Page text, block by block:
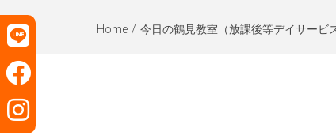
Home 今日の鶴見教室（放課後等デイサービス